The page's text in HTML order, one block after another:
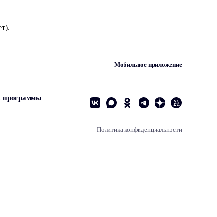
Мобильное приложение
программы
Политика конфиденциальности